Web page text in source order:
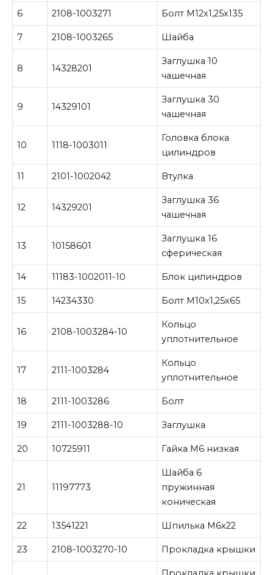
6 2108-1003271 Болт М12х1,25х135
7 2108-1003265 Шайба
8 14328201
Заглушка 10
чашечная
9 14329101
Заглушка 30
чашечная
10 1118-1003011
Головка блока
цилиндров
11 2101-1002042 Втулка
12 14329201
Заглушка 36
чашечная
13 10158601
Заглушка 16
сферическая
14 11183-1002011-10 Блок цилиндров
15 14234330 Болт М10х1,25х65
16 2108-1003284-10
Кольцо
уплотнительное
17 2111-1003284
Кольцо
уплотнительное
18 2111-1003286 Болт
19 2111-1003288-10 Заглушка
20 10725911 Гайка М6 низкая
21 11197773
Шайба 6
пружинная
коническая
22 13541221 Шпилька М6х22
23 2108-1003270-10 Прокладка крышки